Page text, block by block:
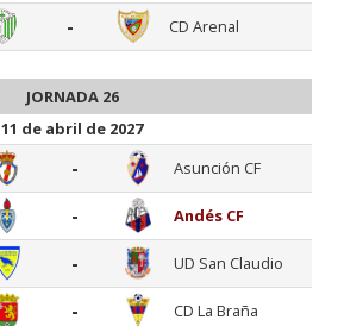
- CD Arenal
JORNADA 26
11 de abril de 2027
- Asunción CF
- Andés CF
- UD San Claudio
- CD La Braña